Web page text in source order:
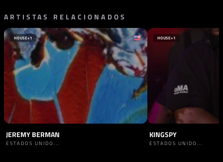
ARTISTAS RELACIONADOS
HOUSE+1
JEREMY BERMAN
ESTADOS UNIDO...
HOUSE+1
KINGSPY
ESTADOS UNIDO...